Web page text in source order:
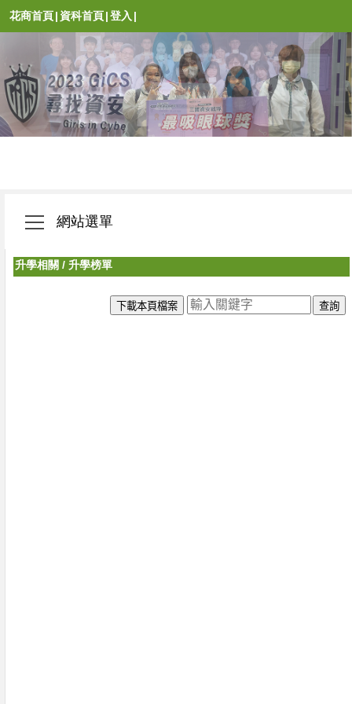
花商首頁| 資科首頁|登入 |
網站選單
升學相關 / 升學榜單